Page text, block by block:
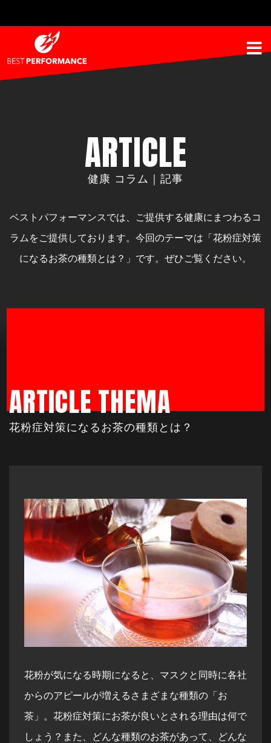
ARTICLE
健康 コラム｜記事
ベストパフォーマンスでは、ご提供する健康にまつわるコ
ラムをご提供しております。 今回のテーマは「花粉症対策
になるお茶の種類とは？」です。ぜひご覧ください。
ARTICLE THEMA
花粉症対策になるお茶の種類とは？
花粉が気になる時期になると、マスクと同時に各社
からのアピールが増えるさまざまな種類の「お
茶」。花粉症対策にお茶が良いとされる理由は何で
しょう？また、どんな種類のお茶があって、どんな